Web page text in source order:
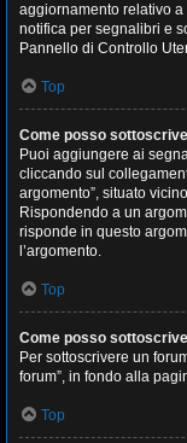
aggiornamento relativo
notifica per segnalibri e
Pannello di Controllo
Top
Come posso
Puoi aggiungere ai
cliccando sul
argomento”, situato
Rispondendo a un
risponde in questo
l’argomento.
Top
Come posso
Per sottoscrivere un
forum”, in fondo alla
Top